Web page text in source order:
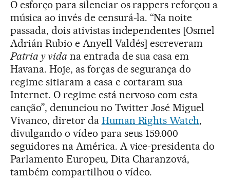
O esforço para silenciar os rappers reforçou a
música ao invés de censurá-la. “Na noite
passada, dois ativistas independentes [Osmel
Adrián Rubio e Anyell Valdés] escreveram
Patria y vida na entrada de sua casa em
Havana. Hoje, as forças de segurança do
regime sitiaram a casa e cortaram sua
Internet. O regime está nervoso com esta
canção”, denunciou no Twitter José Miguel
Vivanco, diretor da Human Rights Watch,
divulgando o vídeo para seus 159.000
seguidores na América. A vice-presidenta do
Parlamento Europeu, Dita Charanzová,
também compartilhou o vídeo.